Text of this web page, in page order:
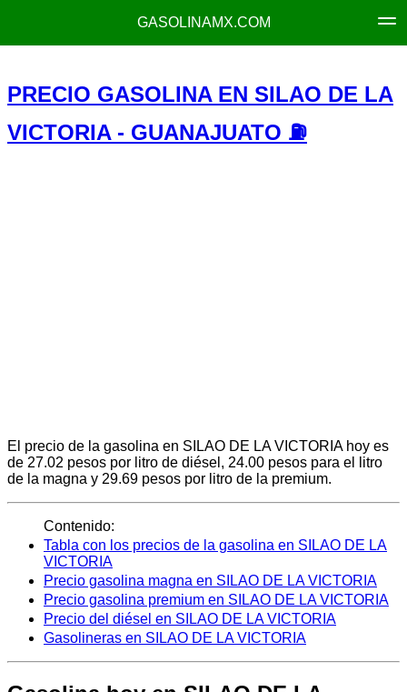
GASOLINAMX.COM
PRECIO GASOLINA EN SILAO DE LA
VICTORIA - GUANAJUATO ⛽
El precio de la gasolina en SILAO DE LA VICTORIA hoy es
de 27.02 pesos por litro de diésel, 24.00 pesos para el litro
de la magna y 29.69 pesos por litro de la premium.
Contenido:
Tabla con los precios de la gasolina en SILAO DE LA
VICTORIA
Precio gasolina magna en SILAO DE LA VICTORIA
Precio gasolina premium en SILAO DE LA VICTORIA
Precio del diésel en SILAO DE LA VICTORIA
Gasolineras en SILAO DE LA VICTORIA